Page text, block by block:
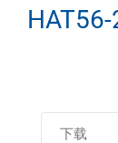
下载